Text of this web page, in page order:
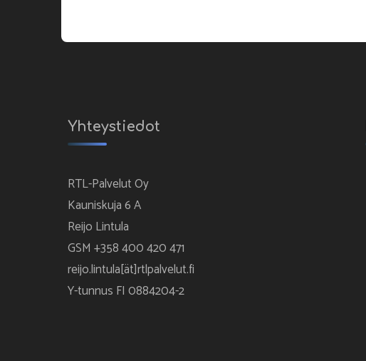
Yhteystiedot
RTL-Palvelut Oy
Kauniskuja 6 A
Reijo Lintula
GSM +358 400 420 471
reijo.lintula[ät]rtlpalvelut.fi
Y-tunnus FI 0884204-2